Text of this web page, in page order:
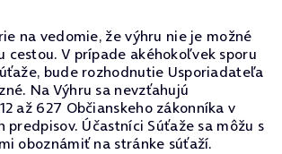
na vedomie, že výhru nie je možné
cestou. V prípade akéhokoľvek sporu
bude rozhodnutie Usporiadateľa
Na Výhru sa nevzťahujú
až 627 Občianskeho zákonníka v
predpisov. Účastníci Súťaže sa môžu s
oboznámiť na stránke súťaží.